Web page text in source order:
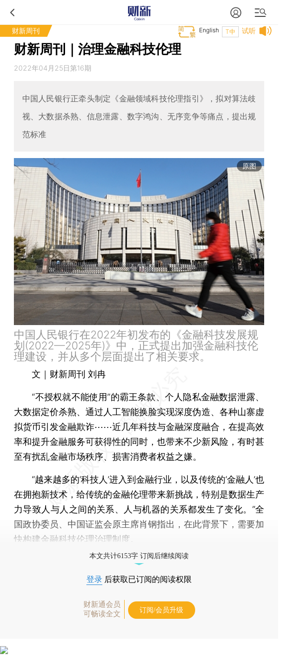
财新周刊 试听
T中
English
财新周刊｜治理金融科技伦理
2022年04月25日第16期
中国人民银行正牵头制定《金融领域科技伦理指引》，拟对算法歧
视、大数据杀熟、信息泄露、数字鸿沟、无序竞争等痛点，提出规
范标准
原图
中国人民银行在2022年初发布的《金融科技发展规
划(2022—2025年)》中，正式提出加强金融科技伦
理建设，并从多个层面提出了相关要求。
文｜财新周刊 刘冉
“不授权就不能使用”的霸王条款、个人隐私金融数据泄露、
大数据定价杀熟、通过人工智能换脸实现深度伪造、各种山寨虚
拟货币引发金融欺诈⋯⋯近几年科技与金融深度融合，在提高效
率和提升金融服务可获得性的同时，也带来不少新风险，有时甚
至有扰乱金融市场秩序、损害消费者权益之嫌。
“越来越多的‘科技人’进入到金融行业，以及传统的‘金融人’也
在拥抱新技术，给传统的金融伦理带来新挑战，特别是数据生产
力导致人与人之间的关系、人与机器的关系都发生了变化。”全
国政协委员、中国证监会原主席肖钢指出，在此背景下，需要加
快构建金融科技伦理治理制度。
本文共计6153字 订阅后继续阅读
登录 后获取已订阅的阅读权限
财新通会员
可畅读全文
订阅/会员升级